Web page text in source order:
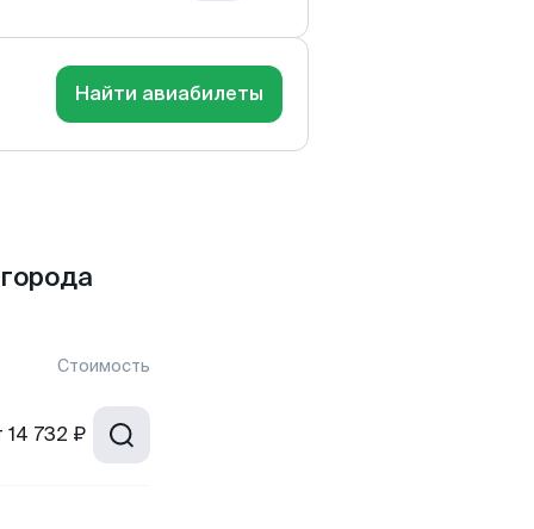
Найти авиабилеты
Стоимость
14 732 ₽